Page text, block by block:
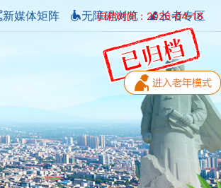
归档时间：2026-04-16
新媒体矩阵 无障碍浏览 长者专区